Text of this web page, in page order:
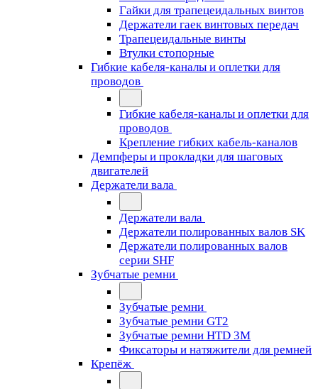
Гайки для трапецеидальных винтов
Держатели гаек винтовых передач
Трапецеидальные винты
Втулки стопорные
Гибкие кабеля-каналы и оплетки для
проводов
Гибкие кабеля-каналы и оплетки для
проводов
Крепление гибких кабель-каналов
Демпферы и прокладки для шаговых
двигателей
Держатели вала
Держатели вала
Держатели полированных валов SK
Держатели полированных валов
серии SHF
Зубчатые ремни
Зубчатые ремни
Зубчатые ремни GT2
Зубчатые ремни HTD 3M
Фиксаторы и натяжители для ремней
Крепёж